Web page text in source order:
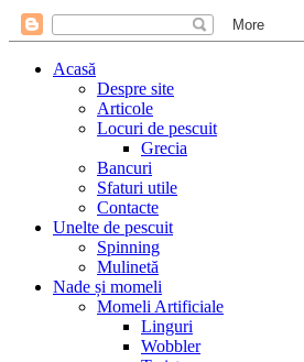
Acasă
Despre site
Articole
Locuri de pescuit
Grecia
Bancuri
Sfaturi utile
Contacte
Unelte de pescuit
Spinning
Mulinetă
Nade și momeli
Momeli Artificiale
Linguri
Wobbler